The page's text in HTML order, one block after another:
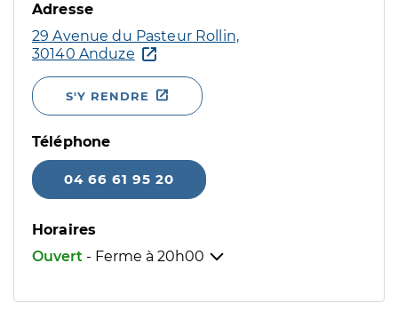
Adresse
29 Avenue du Pasteur Rollin,
30140 Anduze
S'Y RENDRE
Téléphone
04 66 61 95 20
Horaires
Ouvert - Ferme à 20h00